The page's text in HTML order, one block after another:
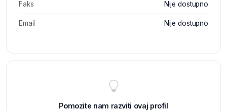
Faks Nije dostupno
Email Nije dostupno
Pomozite nam razviti ovaj profil